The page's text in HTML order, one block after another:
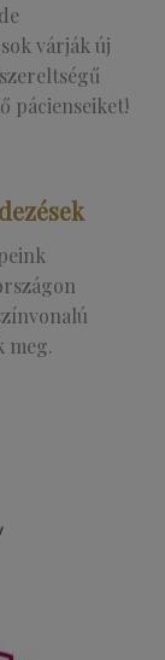
várják új
pácienseiket!
meg.